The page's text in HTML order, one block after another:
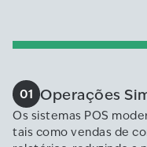
01 Operações
Os sistemas POS
tais como vendas de